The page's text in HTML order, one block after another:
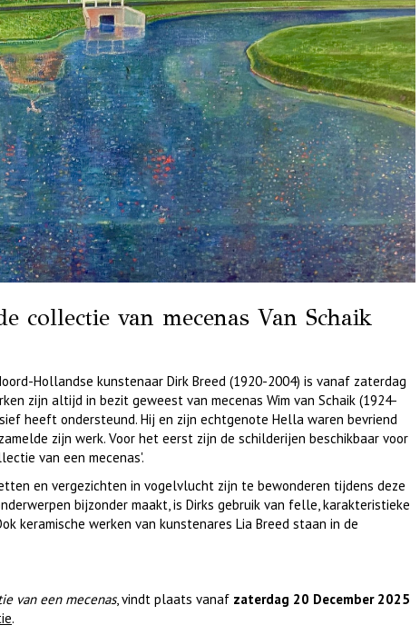
collectie van mecenas Van Schaik
Hollandse kunstenaar Dirk Breed (1920-2004) is vanaf zaterdag
zijn altijd in bezit geweest van mecenas Wim van Schaik (1924-
heeft ondersteund. Hij en zijn echtgenote Hella waren bevriend
zijn werk. Voor het eerst zijn de schilderijen beschikbaar voor
van een mecenas'.
en vergezichten in vogelvlucht zijn te bewonderen tijdens deze
bijzonder maakt, is Dirks gebruik van felle, karakteristieke
keramische werken van kunstenares Lia Breed staan in de
van een mecenas, vindt plaats vanaf zaterdag 20 December 2025
.